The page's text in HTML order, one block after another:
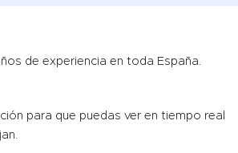
de experiencia en toda España.
para que puedas ver en tiempo real